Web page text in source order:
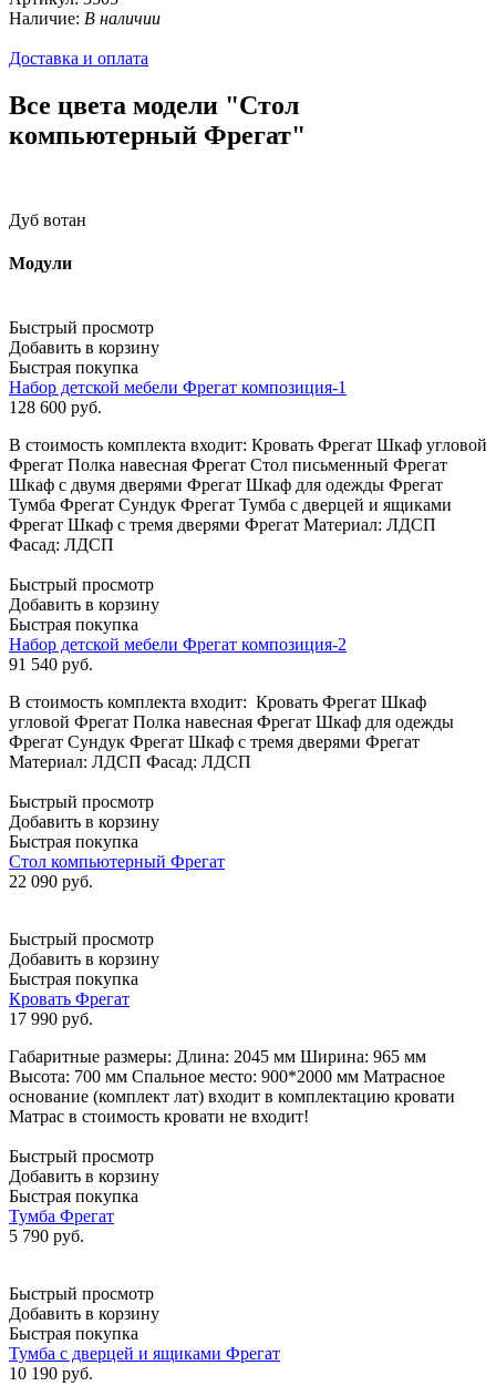
Наличие: В наличии
Доставка и оплата
Все цвета модели "Стол
компьютерный Фрегат"
Дуб вотан
Модули
Быстрый просмотр
Добавить в корзину
Быстрая покупка
Набор детской мебели Фрегат композиция-1
128 600 руб.
В стоимость комплекта входит: Кровать Фрегат Шкаф угловой
Фрегат Полка навесная Фрегат Стол письменный Фрегат
Шкаф с двумя дверями Фрегат Шкаф для одежды Фрегат
Тумба Фрегат Сундук Фрегат Тумба с дверцей и ящиками
Фрегат Шкаф с тремя дверями Фрегат Материал: ЛДСП
Фасад: ЛДСП
Быстрый просмотр
Добавить в корзину
Быстрая покупка
Набор детской мебели Фрегат композиция-2
91 540 руб.
В стоимость комплекта входит: Кровать Фрегат Шкаф
угловой Фрегат Полка навесная Фрегат Шкаф для одежды
Фрегат Сундук Фрегат Шкаф с тремя дверями Фрегат
Материал: ЛДСП Фасад: ЛДСП
Быстрый просмотр
Добавить в корзину
Быстрая покупка
Стол компьютерный Фрегат
22 090 руб.
Быстрый просмотр
Добавить в корзину
Быстрая покупка
Кровать Фрегат
17 990 руб.
Габаритные размеры: Длина: 2045 мм Ширина: 965 мм
Высота: 700 мм Спальное место: 900*2000 мм Матрасное
основание (комплект лат) входит в комплектацию кровати
Матрас в стоимость кровати не входит!
Быстрый просмотр
Добавить в корзину
Быстрая покупка
Тумба Фрегат
5 790 руб.
Быстрый просмотр
Добавить в корзину
Быстрая покупка
Тумба с дверцей и ящиками Фрегат
10 190 руб.